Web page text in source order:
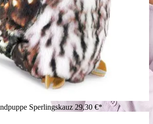
Sperlingskauz 29,30 €*